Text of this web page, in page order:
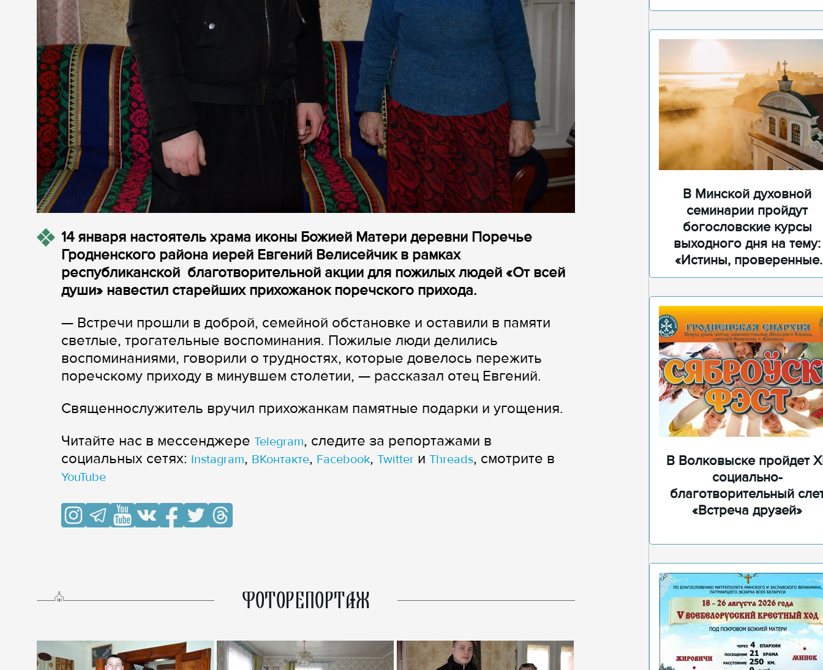
14 января настоятель храма иконы Божией Матери деревни Поречье
Гродненского района иерей Евгений Велисейчик в рамках
республиканской благотворительной акции для пожилых людей «От всей
души» навестил старейших прихожанок поречского прихода.
— Встречи прошли в доброй, семейной обстановке и оставили в памяти
светлые, трогательные воспоминания. Пожилые люди делились
воспоминаниями, говорили о трудностях, которые довелось пережить
поречскому приходу в минувшем столетии, — рассказал отец Евгений.
Священнослужитель вручил прихожанкам памятные подарки и угощения.
Читайте нас в мессенджере Telegram, следите за репортажами в
cоциальных сетях: Instagram, ВКонтакте, Facebook, Twitter и Threads, смотрите в
YouTube
ФОТОРЕПОРТАЖ
В Минской духовной
семинарии пройдут
богословские курсы
выходного дня на тему:
«Истины, проверенные
временем»
В Волковыске пройдет
социально-
благотворительный
«Встреча друзей»